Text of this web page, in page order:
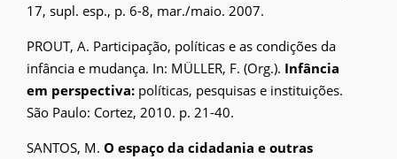
17, supl. esp., p. 6-8, mar./maio. 2007.
PROUT, A. Participação, políticas e as condições da
infância e mudança. In: MÜLLER, F. (Org.). Infância
em perspectiva: políticas, pesquisas e instituições.
São Paulo: Cortez, 2010. p. 21-40.
SANTOS, M. O espaço da cidadania e outras